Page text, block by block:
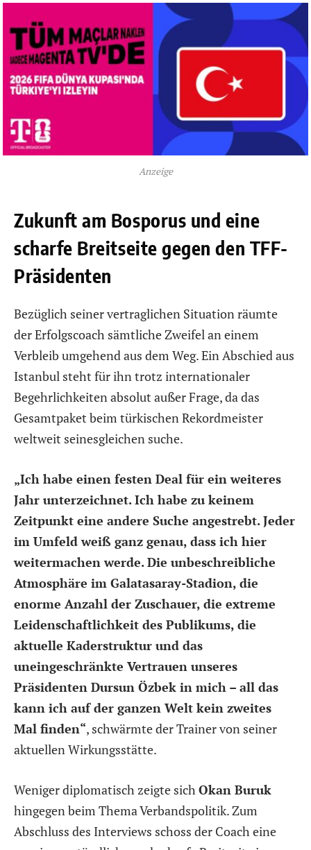
Anzeige
Zukunft am Bosporus und eine
scharfe Breitseite gegen den TFF-
Präsidenten
Bezüglich seiner vertraglichen Situation räumte
der Erfolgscoach sämtliche Zweifel an einem
Verbleib umgehend aus dem Weg. Ein Abschied aus
Istanbul steht für ihn trotz internationaler
Begehrlichkeiten absolut außer Frage, da das
Gesamtpaket beim türkischen Rekordmeister
weltweit seinesgleichen suche.
„Ich habe einen festen Deal für ein weiteres
Jahr unterzeichnet. Ich habe zu keinem
Zeitpunkt eine andere Suche angestrebt. Jeder
im Umfeld weiß ganz genau, dass ich hier
weitermachen werde. Die unbeschreibliche
Atmosphäre im Galatasaray-Stadion, die
enorme Anzahl der Zuschauer, die extreme
Leidenschaftlichkeit des Publikums, die
aktuelle Kaderstruktur und das
uneingeschränkte Vertrauen unseres
Präsidenten Dursun Özbek in mich – all das
kann ich auf der ganzen Welt kein zweites
Mal finden“, schwärmte der Trainer von seiner
aktuellen Wirkungsstätte.
Weniger diplomatisch zeigte sichOkan Buruk
hingegen beim Thema Verbandspolitik. Zum
Abschluss des Interviews schoss der Coach eine